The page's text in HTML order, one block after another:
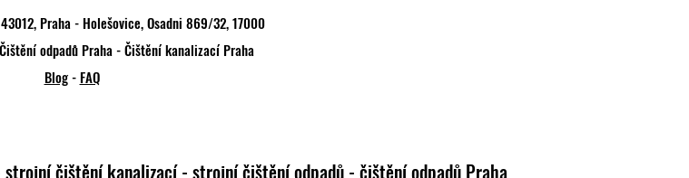
Praha - Holešovice, Osadni 869/32, 17000
odpadů Praha - Čištění kanalizací Praha
Blog- FAQ
čištění kanalizací - strojní čištění odpadů - čištění odpadů Praha